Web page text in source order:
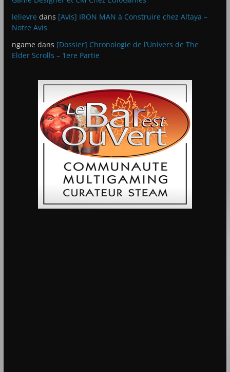
lelievre dans [Avis] IRON MAN à Construire chez Altaya –
Notre Avis
ngame dans [Dossier] Chronologie de l’Univers de The
Elder Scrolls – 1ere Partie